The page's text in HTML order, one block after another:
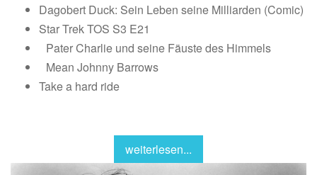
Dagobert Duck: Sein Leben seine Milliarden (Comic)
Star Trek TOS S3 E21
Pater Charlie und seine Fäuste des Himmels
Mean Johnny Barrows
Take a hard ride
weiterlesen...